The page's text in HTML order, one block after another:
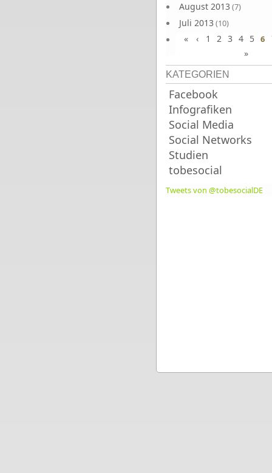
August 2013 (7)
Juli 2013 (10)
Juni 2013(10)
« ‹ 1 2 3 4 5 6
»
KATEGORIEN
Facebook
Infografiken
Social Media
Social Networks
Studien
tobesocial
Tweets von @tobesocialDE